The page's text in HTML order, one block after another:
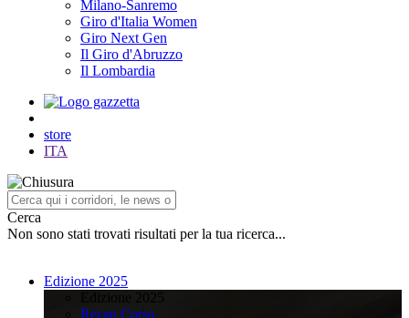
Milano-Sanremo
Giro d'Italia Women
Giro Next Gen
Il Giro d'Abruzzo
Il Lombardia
store
ITA
Cerca
Non sono stati trovati risultati per la tua ricerca...
Edizione 2025
Recap Corsa